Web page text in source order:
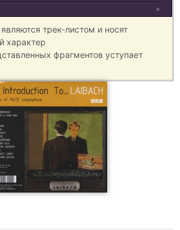
×
трек-листом и носят
характер
фрагментов уступает